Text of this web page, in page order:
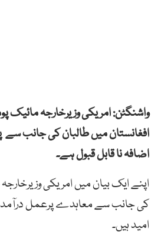
واشنگٹن: امریکی وزیرخارجہ مائیک
افغانستان میں طالبان کی جانب سے
اضافہ نا قابل قبول ہے۔
اپنے ایک بیان میں امریکی
کی جانب سے معاہدے پرعمل درآمد
امید ہیں۔